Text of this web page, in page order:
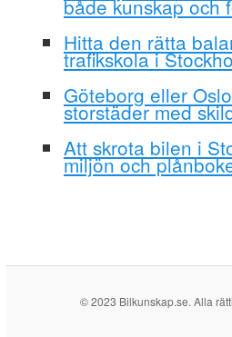
både kunskap och
Hitta den rätta
trafikskola i
Göteborg eller
storstäder med
Att skrota bilen i
miljön och
© 2023 Bilkunskap.se. Alla